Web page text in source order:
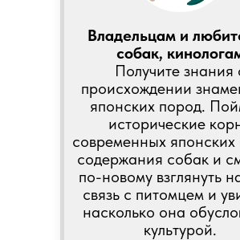
Владельцам и
собак,
Получите знания
происхождении
японских пород.
исторические
современных японских
содержания собак и
по-новому взглянуть
связь с питомцем и
насколько она
культурой.